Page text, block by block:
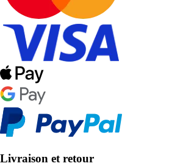
Livraison et retour